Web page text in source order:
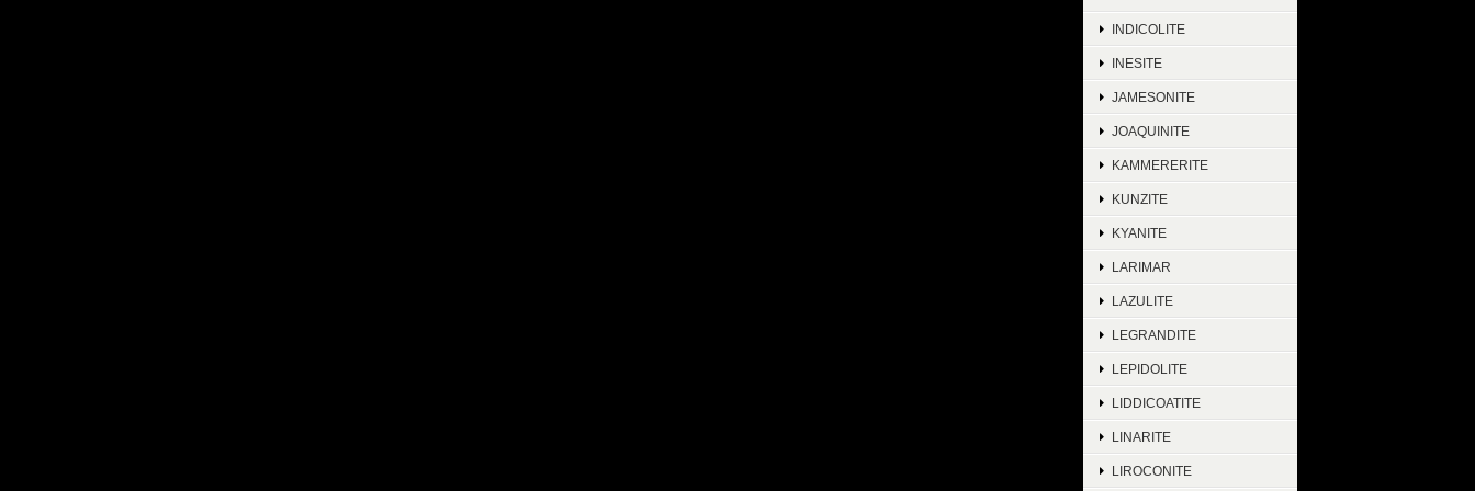
INDICOLITE
INESITE
JAMESONITE
JOAQUINITE
KAMMERERITE
KUNZITE
KYANITE
LARIMAR
LAZULITE
LEGRANDITE
LEPIDOLITE
LIDDICOATITE
LINARITE
LIROCONITE